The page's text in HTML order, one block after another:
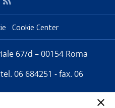
Cookie Center
67/d – 00154 Roma
06 684251 - fax. 06